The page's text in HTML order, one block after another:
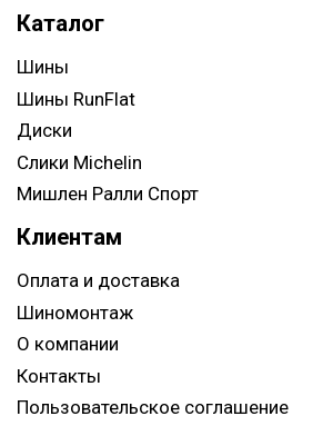
Каталог
Шины
Шины RunFlat
Диски
Слики Michelin
Мишлен Ралли Спорт
Клиентам
Оплата и доставка
Шиномонтаж
О компании
Контакты
Пользовательское соглашение